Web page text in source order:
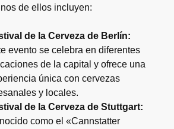
de ellos incluyen:
de la Cerveza de Berlín:
evento se celebra en diferentes
de la capital y ofrece una
única con cervezas
y locales.
de la Cerveza de Stuttgart:
como el «Cannstatter